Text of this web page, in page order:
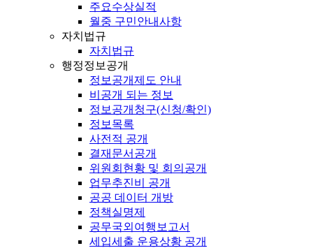
주요수상실적
월중 구민안내사항
자치법규
자치법규
행정정보공개
정보공개제도 안내
비공개 되는 정보
정보공개청구(신청/확인)
정보목록
사전적 공개
결재문서공개
위원회현황 및 회의공개
업무추진비 공개
공공 데이터 개방
정책실명제
공무국외여행보고서
세입세출 운용상황 공개